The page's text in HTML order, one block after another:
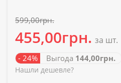
599,00грн.
455,00грн. за шт.
- 24% Выгода 144,00грн.
Нашли дешевле?